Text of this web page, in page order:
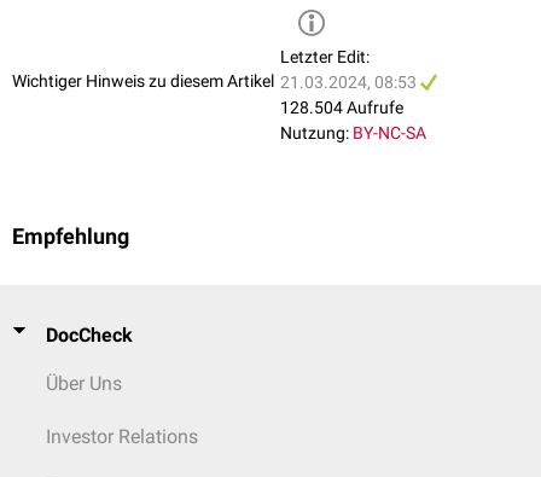
Hypothenarmuskeln
Musculus opponens digiti minimi
Hohlhandmuskeln
Musculi interossei dorsales
Wichtiger Hinweis zu diesem Artikel
Letzter Edit:
21.03.2024, 08:53
128.504 Aufrufe
Nutzung: BY-NC-SA
Empfehlung
DocCheck
Über Uns
Investor Relations